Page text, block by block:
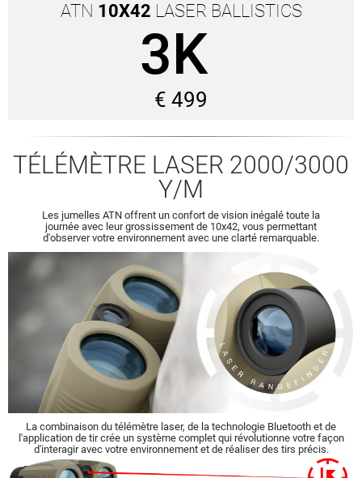
ATN 10X42 LASER BALLISTICS
3K
€ 499
TÉLÉMÈTRE LASER 2000/3000
Y/M
Les jumelles ATN offrent un confort de vision inégalé toute la
journée avec leur grossissement de 10x42, vous permettant
d'observer votre environnement avec une clarté remarquable.
La combinaison du télémètre laser, de la technologie Bluetooth et de
l'application de tir crée un système complet qui révolutionne votre façon
d'interagir avec votre environnement et de réaliser des tirs précis.